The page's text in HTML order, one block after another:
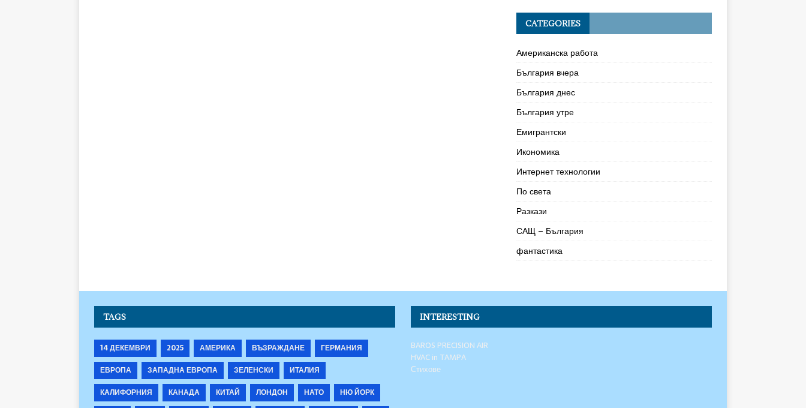
CATEGORIES
Американска работа
България вчера
България днес
България утре
Емигрантски
Икономика
Интернет технологии
По света
Разкази
САЩ – България
фантастика
TAGS
14 ДЕКЕМВРИ 2025 АМЕРИКА ВЪЗРАЖДАНЕ
ГЕРМАНИЯ
ЕВРОПА
ЗАПАДНА ЕВРОПА ЗЕЛЕНСКИ
ИТАЛИЯ
КАЛИФОРНИЯ
КАНАДА КИТАЙ ЛОНДОН НАТО НЮ ЙОРК
INTERESTING
BAROS PRECISION AIR
HVAC in TAMPA
Стихове